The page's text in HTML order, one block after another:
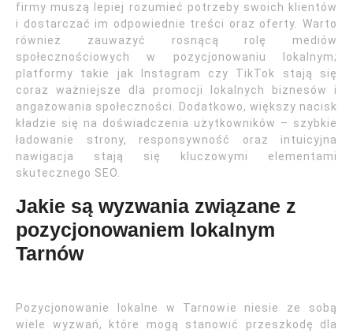
firmy muszą lepiej rozumieć potrzeby swoich klientów
i dostarczać im odpowiednie treści oraz oferty. Warto
również zauważyć rosnącą rolę mediów
społecznościowych w pozycjonowaniu lokalnym;
platformy takie jak Instagram czy TikTok stają się
coraz ważniejsze dla promocji lokalnych biznesów i
angażowania społeczności. Dodatkowo, większy nacisk
kładzie się na doświadczenia użytkowników – szybkie
ładowanie strony, responsywność oraz intuicyjna
nawigacja stają się kluczowymi elementami
skutecznego SEO.
Jakie są wyzwania związane z
pozycjonowaniem lokalnym
Tarnów
Pozycjonowanie lokalne w Tarnowie niesie ze sobą
wiele wyzwań, które mogą stanowić przeszkodę dla